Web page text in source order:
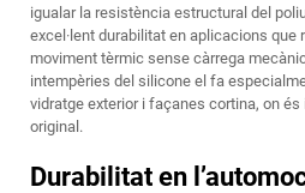
igualar la resistència estructural del
excel·lent durabilitat en aplicacions que
moviment tèrmic sense càrrega
intempèries del silicone el fa
vidratge exterior i façanes cortina, on
original.
Durabilitat en